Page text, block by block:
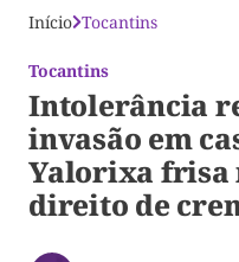
Início Tocantins
Tocantins
Intolerância
invasão em
Yalorixa frisa
direito de